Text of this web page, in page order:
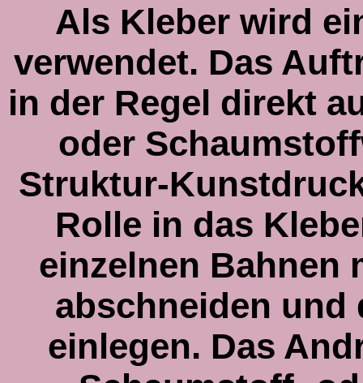
Als Kleber wird
verwendet. Das
in der Regel direkt
oder
Struktur-
Rolle in das
einzelnen Bahnen
abschneiden und
einlegen. Das